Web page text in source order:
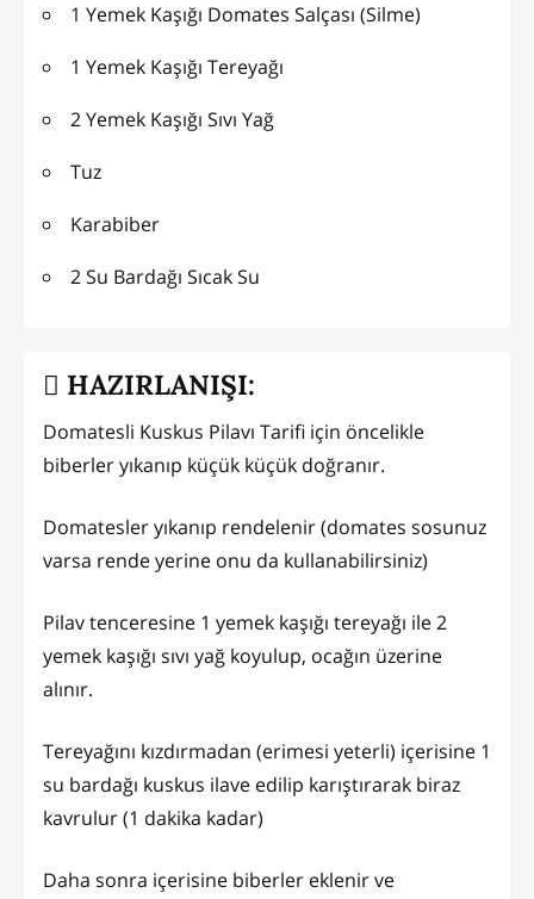
1 Yemek Kaşığı Domates Salçası (Silme)
1 Yemek Kaşığı Tereyağı
2 Yemek Kaşığı Sıvı Yağ
Tuz
Karabiber
2 Su Bardağı Sıcak Su
HAZIRLANIŞI:
Domatesli Kuskus Pilavı Tarifi için öncelikle
biberler yıkanıp küçük küçük doğranır.
Domatesler yıkanıp rendelenir (domates sosunuz
varsa rende yerine onu da kullanabilirsiniz)
Pilav tenceresine 1 yemek kaşığı tereyağı ile 2
yemek kaşığı sıvı yağ koyulup, ocağın üzerine
alınır.
Tereyağını kızdırmadan (erimesi yeterli) içerisine 1
su bardağı kuskus ilave edilip karıştırarak biraz
kavrulur (1 dakika kadar)
Daha sonra içerisine biberler eklenir ve